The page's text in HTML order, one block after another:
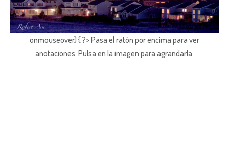
onmouseover) { ?> Pasa el ratón por encima para ver
anotaciones. Pulsa en la imagen para agrandarla.